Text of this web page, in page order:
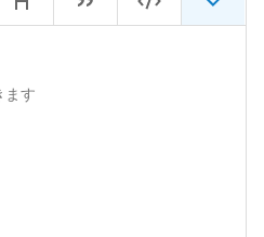
るかも知れません。RPAツールは使
ませんが。
はず。どこかをクリックするとワン